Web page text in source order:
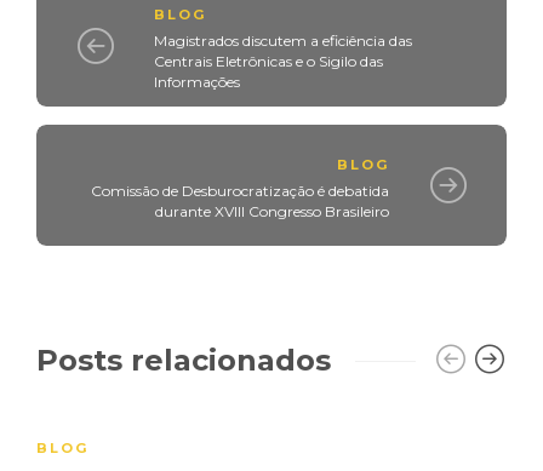
BLOG
Magistrados discutem a eficiência das
Centrais Eletrônicas e o Sigilo das
Informações
BLOG
Comissão de Desburocratização é debatida
durante XVIII Congresso Brasileiro
Posts relacionados
BLOG